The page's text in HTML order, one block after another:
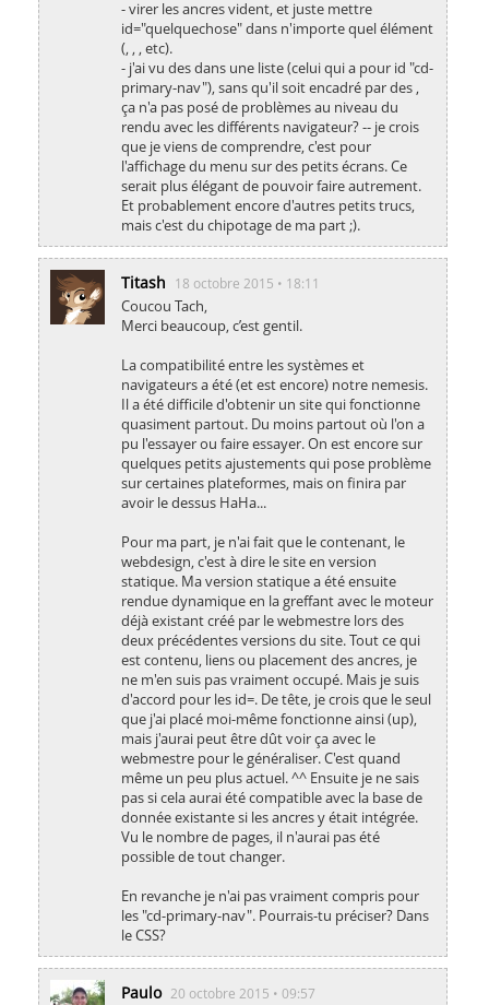
- virer les ancresvident, et juste mettre
id="quelquechose" dans n'importe quel élément
(, , , etc).
- j'ai vu des dans une liste (celui qui a pour id "cd-
primary-nav"), sans qu'il soit encadré par des ,
ça n'a pas posé de problèmes au niveau du
rendu avec les différents navigateur? -- je crois
que je viens de comprendre, c'est pour
l'affichage du menu sur des petits écrans. Ce
serait plus élégant de pouvoir faire autrement.
Et probablement encore d'autres petits trucs,
mais c'est du chipotage de ma part ;).
Titash 18 octobre 2015 • 18:11
Coucou Tach,
Merci beaucoup, c’est gentil.
La compatibilité entre les systèmes et
navigateurs a été (et est encore) notre nemesis.
Il a été difficile d'obtenir un site qui fonctionne
quasiment partout. Du moins partout où l'on a
pu l'essayer ou faire essayer. On est encore sur
quelques petits ajustements qui pose problème
sur certaines plateformes, mais on finira par
avoir le dessus HaHa...
Pour ma part, je n'ai fait que le contenant, le
webdesign, c'est à dire le site en version
statique. Ma version statique a été ensuite
rendue dynamique en la greffant avec le moteur
déjà existant créé par le webmestre lors des
deux précédentes versions du site. Tout ce qui
est contenu, liens ou placement des ancres, je
ne m'en suis pas vraiment occupé. Mais je suis
d'accord pour les id=. De tête, je crois que le seul
que j'ai placé moi-même fonctionne ainsi (up),
mais j'aurai peut être dût voir ça avec le
webmestre pour le généraliser. C'est quand
même un peu plus actuel. ^^ Ensuite je ne sais
pas si cela aurai été compatible avec la base de
donnée existante si les ancres y était intégrée.
Vu le nombre de pages, il n'aurai pas été
possible de tout changer.
En revanche je n'ai pas vraiment compris pour
les "cd-primary-nav". Pourrais-tu préciser? Dans
le CSS?
Paulo 20 octobre 2015 • 09:57